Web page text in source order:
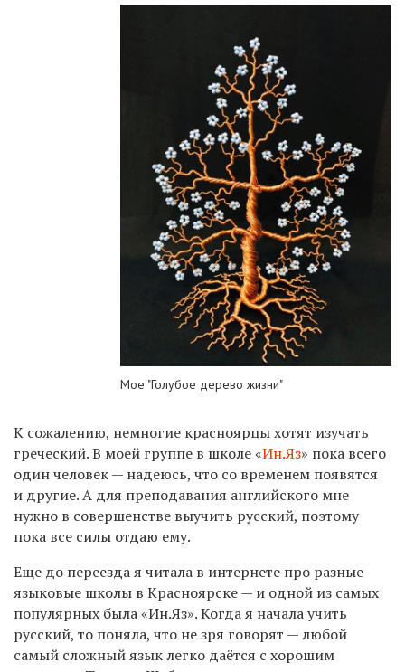
Мое "Голубое дерево жизни"
К сожалению, немногие красноярцы хотят изучать
греческий. В моей группе в школе «Ин.Яз» пока всего
один человек — надеюсь, что со временем появятся
и другие. А для преподавания английского мне
нужно в совершенстве выучить русский, поэтому
пока все силы отдаю ему.
Еще до переезда я читала в интернете про разные
языковые школы в Красноярске — и одной из самых
популярных была «Ин.Яз». Когда я начала учить
русский, то поняла, что не зря говорят — любой
самый сложный язык легко даётся с хорошим